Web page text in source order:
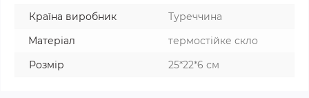
Країна виробник
Туреччина
Матеріал
термостійке скло
Розмір
25*22*6 см